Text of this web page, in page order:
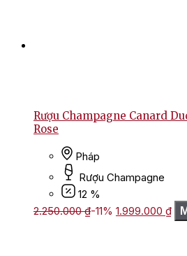
Rượu Champagne Canard
Rose
Pháp
Rượu Champagne
12 %
2.250.000₫-11% Giá
gốc
1.999.000 ₫Giá